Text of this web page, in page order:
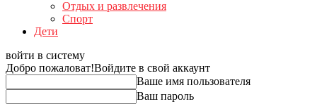
Отдых и развлечения
Спорт
Дети
войти в систему
Добро пожаловат!Войдите в свой аккаунт
Ваше имя пользователя
Ваш пароль